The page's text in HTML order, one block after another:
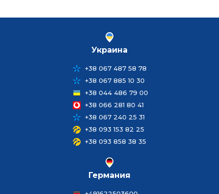
Украина
+38 067 487 58 78
+38 067 885 10 30
+38 044 486 79 00
+38 066 281 80 41
+38 067 240 25 31
+38 093 153 82 25
+38 093 858 38 35
Германия